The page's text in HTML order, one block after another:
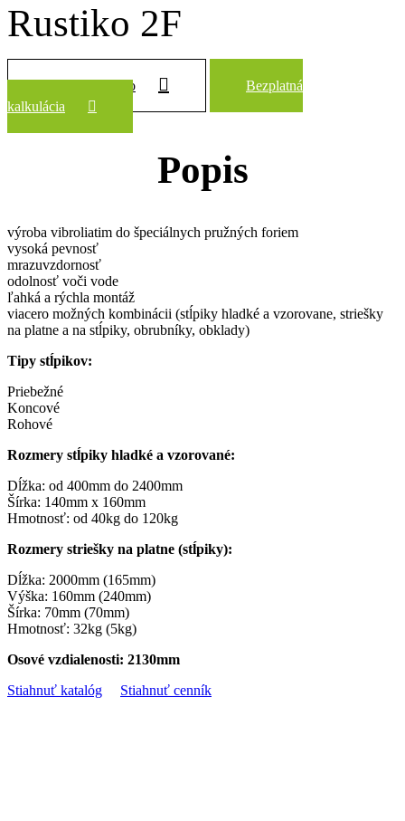
Rustiko 2F
Zobraziť všetko
Bezplatná
kalkulácia
Popis
výroba vibroliatim do špeciálnych pružných foriem
vysoká pevnosť
mrazuvzdornosť
odolnosť voči vode
ľahká a rýchla montáž
viacero možných kombinácii (stĺpiky hladké a vzorovane, striešky
na platne a na stĺpiky, obrubníky, obklady)
Tipy stĺpikov:
Priebežné
Koncové
Rohové
Rozmery stĺpiky hladké a vzorované:
Dĺžka: od 400mm do 2400mm
Šírka: 140mm x 160mm
Hmotnosť: od 40kg do 120kg
Rozmery striešky na platne (stĺpiky):
Dĺžka: 2000mm (165mm)
Výška: 160mm (240mm)
Šírka: 70mm (70mm)
Hmotnosť: 32kg (5kg)
Osové vzdialenosti: 2130mm
Stiahnuť katalóg
Stiahnuť cenník